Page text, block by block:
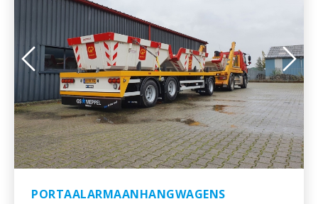
PORTAALARMAANHANGWAGENS